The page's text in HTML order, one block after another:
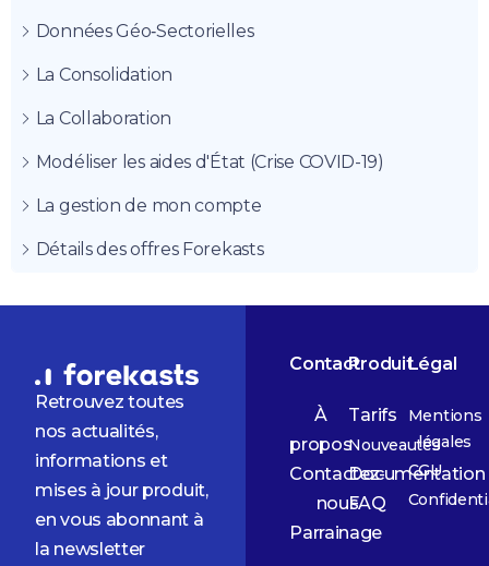
Données Géo‑Sectorielles
La Consolidation
La Collaboration
Modéliser les aides d'État (Crise COVID-19)
La gestion de mon compte
Détails des offres Forekasts
Retrouvez toutes
nos actualités,
informations et
mises à jour produit,
en vous abonnant à
la newsletter
Contact
À
propos
Contactez-
nous
Parrainage
Produit
Tarifs
Nouveautés
Documentation
FAQ
Légal
Mentions
légales
CGU